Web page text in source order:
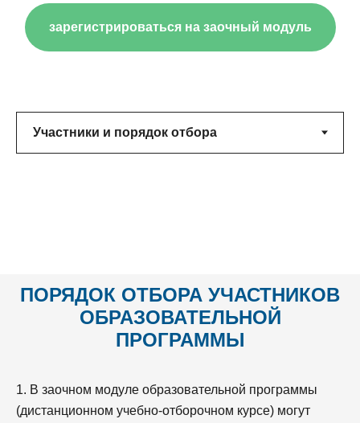
зарегистрироваться на заочный модуль
ПОРЯДОК ОТБОРА УЧАСТНИКОВ
ОБРАЗОВАТЕЛЬНОЙ
ПРОГРАММЫ
1. В заочном модуле образовательной программы
(дистанционном учебно-отборочном курсе) могут